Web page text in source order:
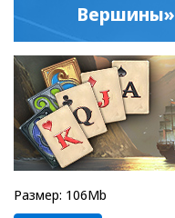
Вершины»
Размер: 106Mb